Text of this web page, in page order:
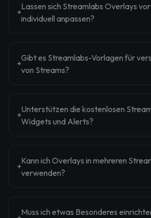
Lassen sich Streamlabs Overlays
individuell anpassen?
Gibt es Streamlabs-Vorlagen für
von Streams?
Unterstützen die kostenlosen
Widgets und Alerts?
Kann ich Overlays in mehreren
verwenden?
Muss ich etwas Besonderes